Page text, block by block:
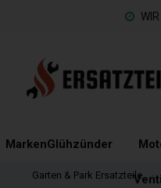
MarkenGlühzünder
Garten & Park Ersatzteile »